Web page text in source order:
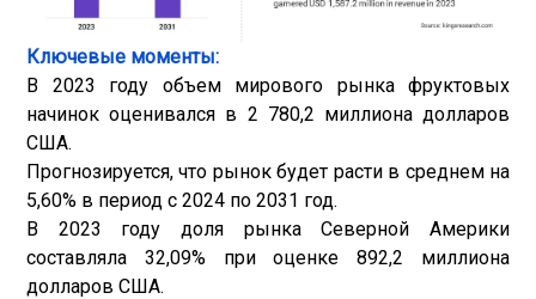
Ключевые моменты:
В 2023 году объем мирового рынка фруктовых
начинок оценивался в 2 780,2 миллиона долларов
США.
Прогнозируется, что рынок будет расти в среднем на
5,60% в период с 2024 по 2031 год.
В 2023 году доля рынка Северной Америки
составляла 32,09% при оценке 892,2 миллиона
долларов США.